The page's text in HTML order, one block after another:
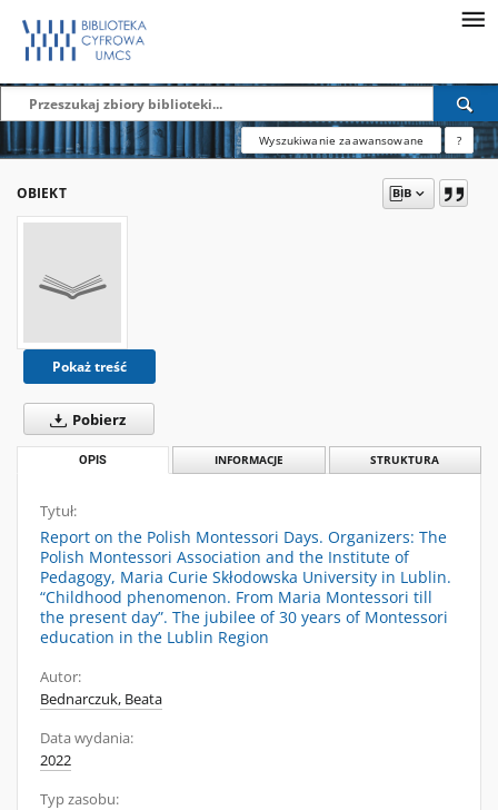
Wyszukiwanie zaawansowane ?
OBIEKT
Pokaż treść
Pobierz
OPIS INFORMACJE STRUKTURA
Tytuł:
Report on the Polish Montessori Days. Organizers: The
Polish Montessori Association and the Institute of
Pedagogy, Maria Curie Skłodowska University in Lublin.
“Childhood phenomenon. From Maria Montessori till
the present day”. The jubilee of 30 years of Montessori
education in the Lublin Region
Autor:
Bednarczuk, Beata
Data wydania:
2022
Typ zasobu: